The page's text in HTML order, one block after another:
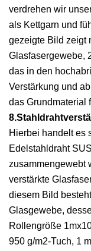
verdrehen wir
als Kettgarn und
gezeigte Bild zeigt
Glasfasergewebe,
das in den
Verstärkung und
das Grundmaterial
Hierbei handelt es
Edelstahldraht
zusammengewebt
verstärkte
diesem Bild
Glasgewebe,
Rollengröße
950 g/m2-Tuch, 1